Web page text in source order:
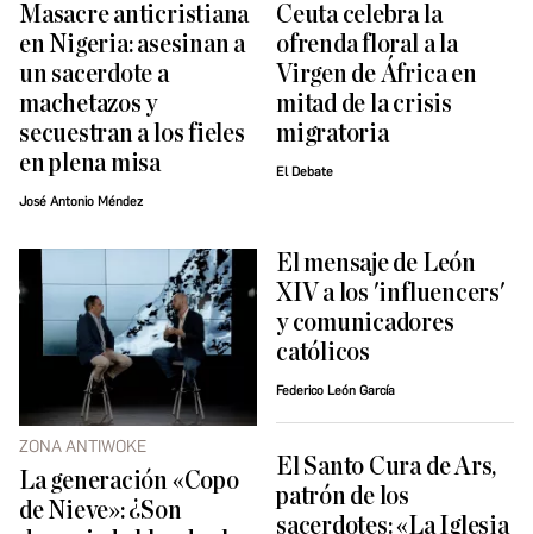
Masacre anticristiana
en Nigeria: asesinan a
un sacerdote a
machetazos y
secuestran a los fieles
en plena misa
José Antonio Méndez
Ceuta celebra la
ofrenda floral a la
Virgen de África en
mitad de la crisis
migratoria
El Debate
ZONA ANTIWOKE
La generación «Copo
de Nieve»: ¿Son
El mensaje de León
XIV a los 'influencers'
y comunicadores
católicos
Federico León García
El Santo Cura de Ars,
patrón de los
sacerdotes: «La Iglesia